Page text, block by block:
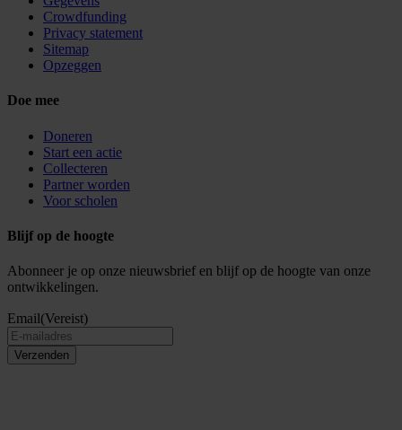
Crowdfunding
Privacy statement
Sitemap
Opzeggen
Doe mee
Doneren
Start een actie
Collecteren
Partner worden
Voor scholen
Blijf op de hoogte
Abonneer je op onze nieuwsbrief en blijf op de hoogte van onze
ontwikkelingen.
Email(Vereist)
Verzenden